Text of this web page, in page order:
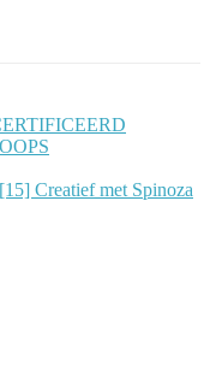
Creatief met Spinoza